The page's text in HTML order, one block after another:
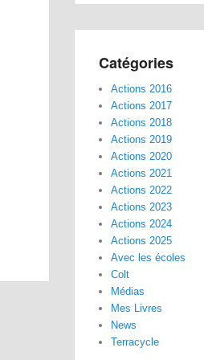
Catégories
Actions 2016
Actions 2017
Actions 2018
Actions 2019
Actions 2020
Actions 2021
Actions 2022
Actions 2023
Actions 2024
Actions 2025
Avec les écoles
Colt
Médias
Mes Livres
News
Terracycle